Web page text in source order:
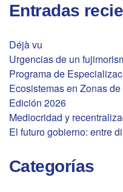
Entradas
Déjà vu
Urgencias de un
Programa de
Ecosistemas en Zonas
Edición 2026
Mediocridad y
El futuro gobierno: entre
Categorías